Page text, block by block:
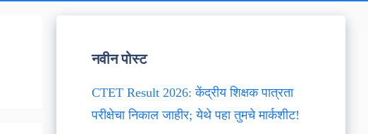
नवीन पोस्ट
CTET Result 2026: केंद्रीय शिक्षक पात्रता
परीक्षेचा निकाल जाहीर; येथे पहा तुमचे मार्कशीट!